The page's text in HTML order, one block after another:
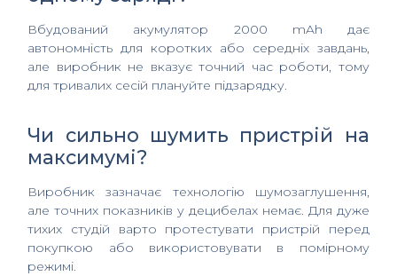
Вбудований акумулятор 2000 mAh дає
автономність для коротких або середніх завдань,
але виробник не вказує точний час роботи, тому
для тривалих сесій плануйте підзарядку.
Чи сильно шумить пристрій на
максимумі?
Виробник зазначає технологію шумозаглушення,
але точних показників у децибелах немає. Для дуже
тихих студій варто протестувати пристрій перед
покупкою або використовувати в помірному
режимі.